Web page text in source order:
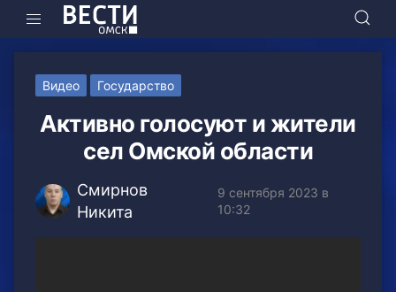
Видео Государство
Активно голосуют и жители
сел Омской области
Смирнов
Никита
9 сентября 2023 в
10:32